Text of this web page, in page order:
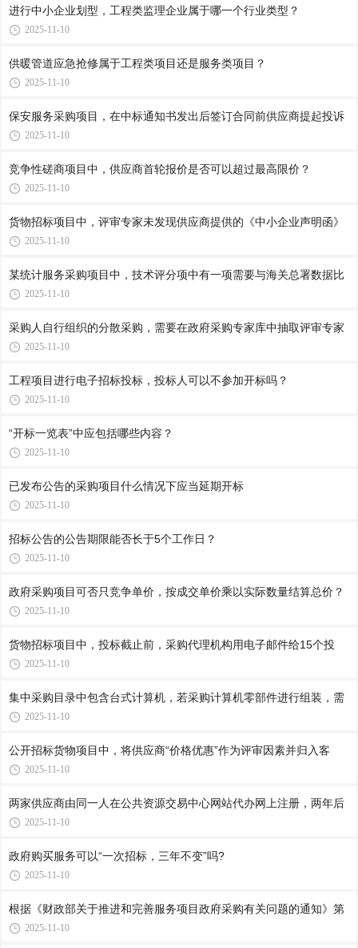
进行中小企业划型，工程类监理企业属于哪一个行业类型？
2025-11-10
供暖管道应急抢修属于工程类项目还是服务类项目？
2025-11-10
保安服务采购项目，在中标通知书发出后签订合同前供应商提起投诉
2025-11-10
竞争性磋商项目中，供应商首轮报价是否可以超过最高限价？
2025-11-10
货物招标项目中，评审专家未发现供应商提供的《中小企业声明函》
2025-11-10
某统计服务采购项目中，技术评分项中有一项需要与海关总署数据比
2025-11-10
采购人自行组织的分散采购，需要在政府采购专家库中抽取评审专家
2025-11-10
工程项目进行电子招标投标，投标人可以不参加开标吗？
2025-11-10
“开标一览表”中应包括哪些内容？
2025-11-10
已发布公告的采购项目什么情况下应当延期开标
2025-11-10
招标公告的公告期限能否长于5个工作日？
2025-11-10
政府采购项目可否只竞争单价，按成交单价乘以实际数量结算总价？
2025-11-10
货物招标项目中，投标截止前，采购代理机构用电子邮件给15个投
2025-11-10
集中采购目录中包含台式计算机，若采购计算机零部件进行组装，需
2025-11-10
公开招标货物项目中，将供应商“价格优惠”作为评审因素并归入客
2025-11-10
两家供应商由同一人在公共资源交易中心网站代办网上注册，两年后
2025-11-10
政府购买服务可以“一次招标，三年不变”吗?
2025-11-10
根据《财政部关于推进和完善服务项目政府采购有关问题的通知》第
2025-11-10